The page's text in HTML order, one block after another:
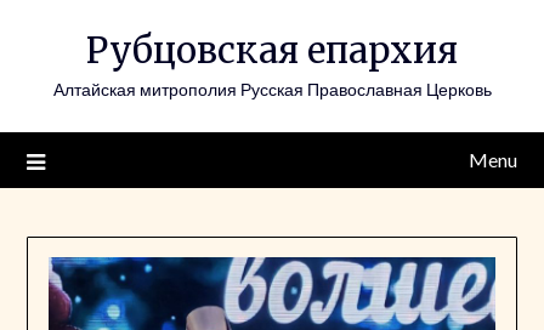
Рубцовская епархия
Алтайская митрополия Русская Православная Церковь
Menu